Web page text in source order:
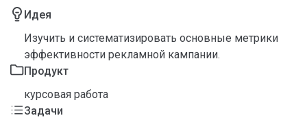
Идея
Изучить и систематизировать основные метрики
эффективности рекламной кампании.
Продукт
курсовая работа
Задачи